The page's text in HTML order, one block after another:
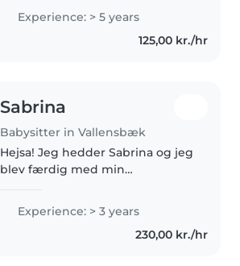
whether Olaf actually knew
Samantha? I can, and I'd be
happy to share more fun animal..
Experience: > 5 years
125,00 kr./hr
Sabrina
Babysitter in Vallensbæk
Hejsa! Jeg hedder Sabrina og jeg
blev færdig med min
sommer. Siden da har jeg
arbejdet fuldtid på et
advokatkontor, men nu har jeg
Experience: > 3 years
230,00 kr./hr